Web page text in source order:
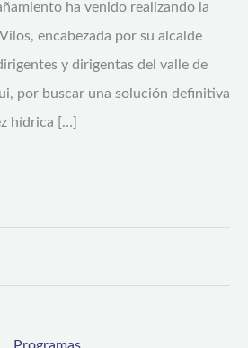
ha venido realizando la
encabezada por su alcalde
y dirigentas del valle de
por buscar una solución definitiva
hídrica […]